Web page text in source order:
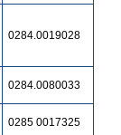
0284.0019028
0284.0080033
0285 0017325